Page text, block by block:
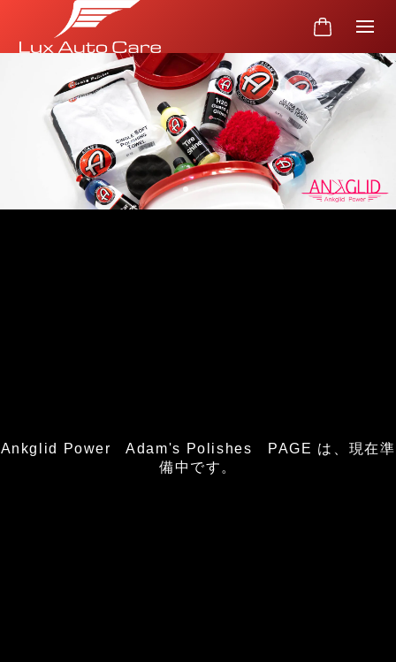
Ankglid Power Adam's Polishes PAGE は、現在準
備中です。